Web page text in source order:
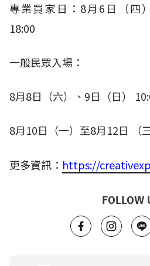
專業買家日： 8月 6 日（四
18:00​
一般民眾入場：
8月8日（六）、 9日（日）
8月10日（一）至8月12日 （
更多資訊： https://
FOLLOW